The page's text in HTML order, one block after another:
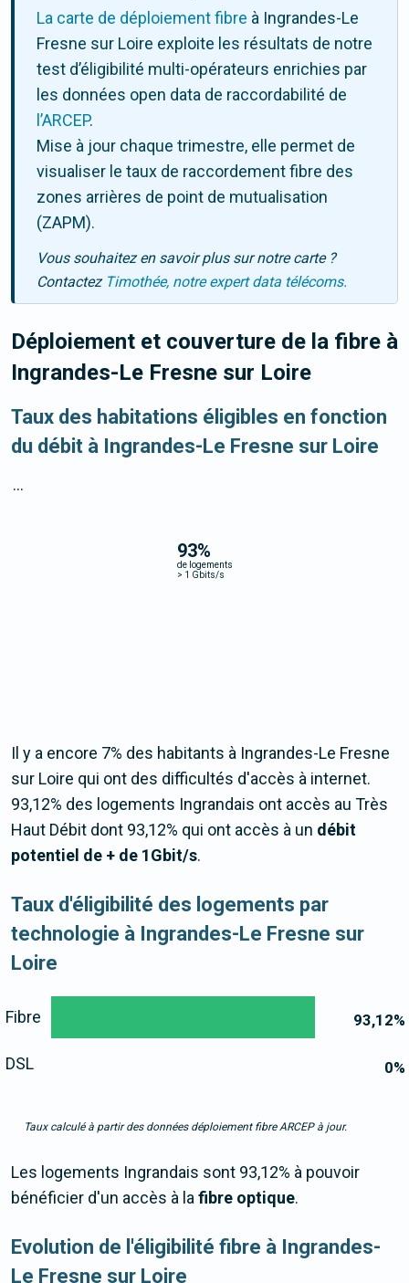
La carte de déploiement fibre à Ingrandes-Le
Fresne sur Loire exploite les résultats de notre
test d’éligibilité multi-opérateurs enrichies par
les données open data de raccordabilité de
l’ARCEP.
Mise à jour chaque trimestre, elle permet de
visualiser le taux de raccordement fibre des
zones arrières de point de mutualisation
(ZAPM).
Vous souhaitez en savoir plus sur notre carte ?
Contactez Timothée, notre expert data télécoms.
Déploiement et couverture de la fibre à
Ingrandes-Le Fresne sur Loire
Taux des habitations éligibles en fonction
du débit à Ingrandes-Le Fresne sur Loire
93%
de logements
> 1 Gbits/s
...
Il y a encore 7% des habitants à Ingrandes-Le Fresne
sur Loire qui ont des difficultés d'accès à internet.
93,12% des logements Ingrandais ont accès au Très
Haut Débit dont 93,12% qui ont accès à un débit
potentiel de + de 1Gbit/s.
Taux d'éligibilité des logements par
technologie à Ingrandes-Le Fresne sur
Loire
93,12%
0%
Fibre
DSL
Taux calculé à partir des données déploiement fibre ARCEP à jour.
Les logements Ingrandais sont 93,12% à pouvoir
bénéficier d'un accès à lafibre optique.
Evolution de l'éligibilité fibre à Ingrandes-
Le Fresne sur Loire